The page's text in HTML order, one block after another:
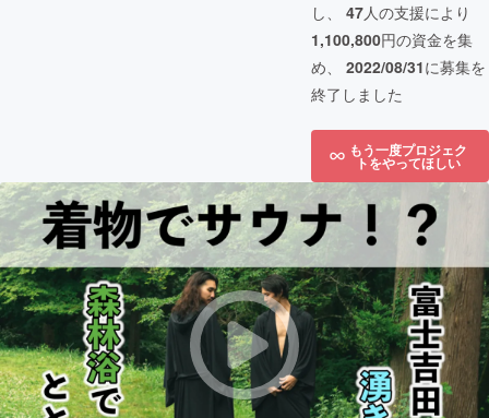
し、 47人の支援により
1,100,800円の資金を集
め、 2022/08/31に募集を
終了しました
もう一度プロジェク
トをやってほしい